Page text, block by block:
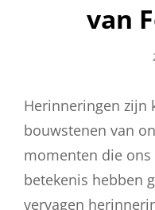
van
Herinneringen zijn
bouwstenen van
momenten die
betekenis hebben
vervagen